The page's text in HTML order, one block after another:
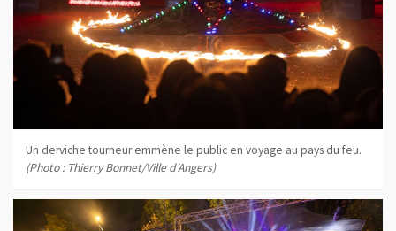
Un derviche tourneur emmène le public en voyage au pays du feu.
(Photo : Thierry Bonnet/Ville d'Angers)